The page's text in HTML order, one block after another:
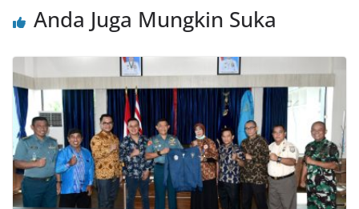
Anda Juga Mungkin Suka